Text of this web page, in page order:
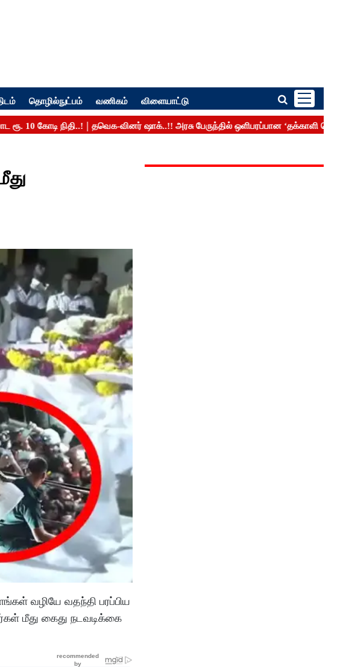
தொழில்நுட்பம் வணிகம் விளையாட்டு
வழியே வதந்தி பரப்பிய
மீது கைது நடவடிக்கை